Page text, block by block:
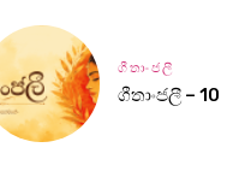
ගීතාංජලී
ගීතාංජලී – 10